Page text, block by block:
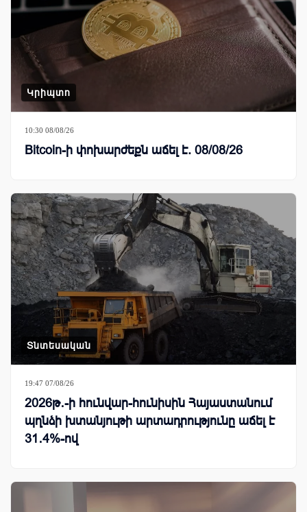
Կրիպտո
10:30 08/08/26
Bitcoin-ի փոխարժեքն աճել է. 08/08/26
Տնտեսական
19:47 07/08/26
2026թ․-ի հունվար-հունիսին Հայաստանում
պղնձի խտանյութի արտադրությունը աճել է
31․4%-ով